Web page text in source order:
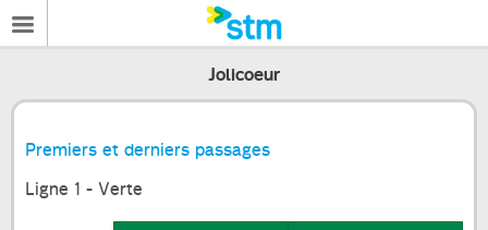
Jolicoeur
Premiers et derniers passages
Ligne 1 - Verte